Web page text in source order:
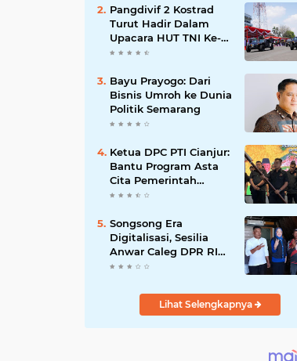
Pangdivif 2 Kostrad
Turut Hadir Dalam
Upacara HUT TNI Ke-
78 di Koarmada II
Bayu Prayogo: Dari
Bisnis Umroh ke Dunia
Politik Semarang
Ketua DPC PTI Cianjur:
Bantu Program Asta
Cita Pemerintah
dalam Dunia
Songsong Era
Digitalisasi, Sesilia
Anwar Caleg DPR RI
Dapil Jabar 3 Siapkan
Pemasaran Komoditas
Petani dan Produk
Lihat Selengkapnya